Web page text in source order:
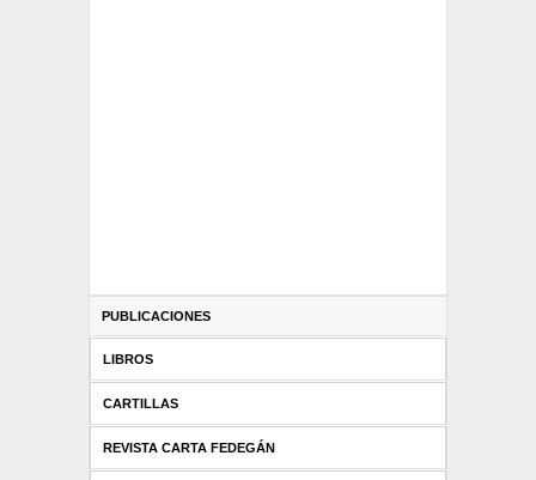
PUBLICACIONES
LIBROS
CARTILLAS
REVISTA CARTA FEDEGÁN